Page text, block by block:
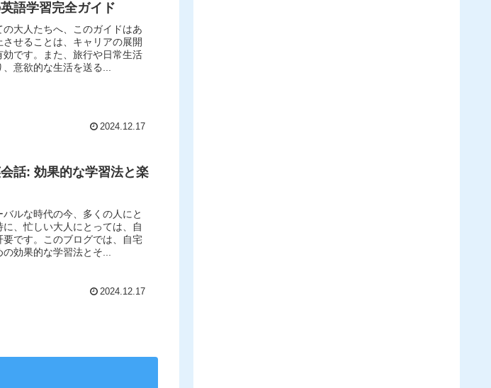
語学習完全ガイド
大人たちへ、このガイドはあ
せることは、キャリアの展開
です。また、旅行や日常生活
意欲的な生活を送る...
2024.12.17
話: 効果的な学習法と楽
ルな時代の今、多くの人にと
、忙しい大人にとっては、自
です。このブログでは、自宅
効果的な学習法とそ...
2024.12.17